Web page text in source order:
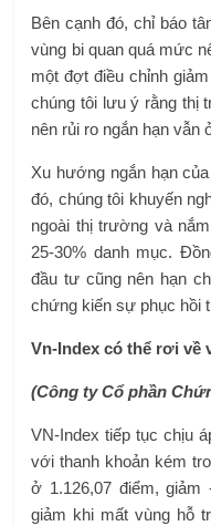
Bên cạnh đó, chỉ báo
vùng bi quan quá mức
một đợt điều chỉnh
chúng tôi lưu ý rằng thị
nên rủi ro ngắn hạn vẫn
Xu hướng ngắn hạn
đó, chúng tôi khuyến
ngoài thị trường và
25-30% danh mục.
đầu tư cũng nên hạn
chứng kiến ​​sự phục hồi
Vn-Index có thể rơi về
(Công ty Cổ phần
VN-Index tiếp tục chịu
với thanh khoản kém
ở 1.126,07 điểm,
giảm khi mất vùng hỗ